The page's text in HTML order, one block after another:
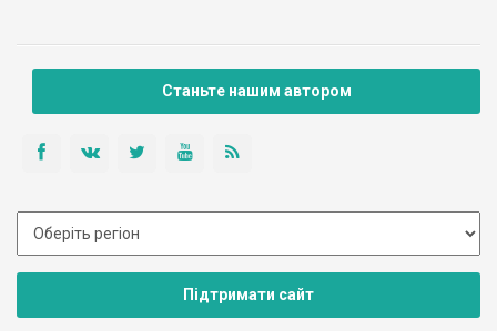
Станьте нашим автором
Підтримати сайт